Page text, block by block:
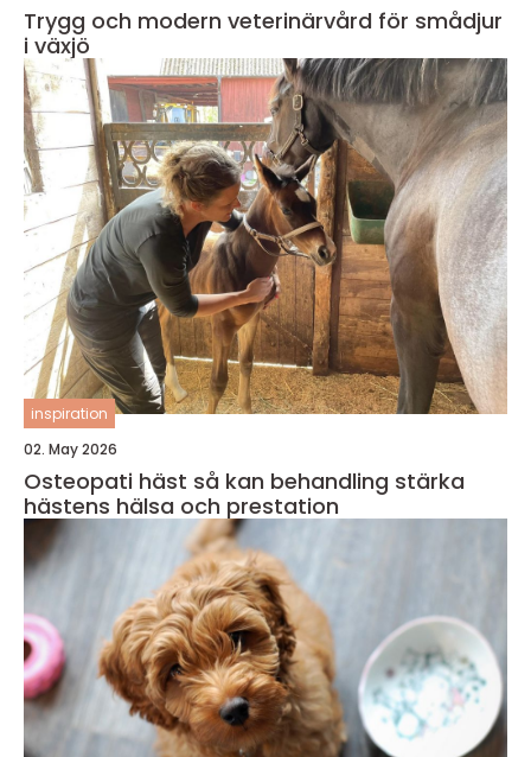
Trygg och modern veterinärvård för smådjur
i växjö
inspiration
02. May 2026
Osteopati häst så kan behandling stärka
hästens hälsa och prestation